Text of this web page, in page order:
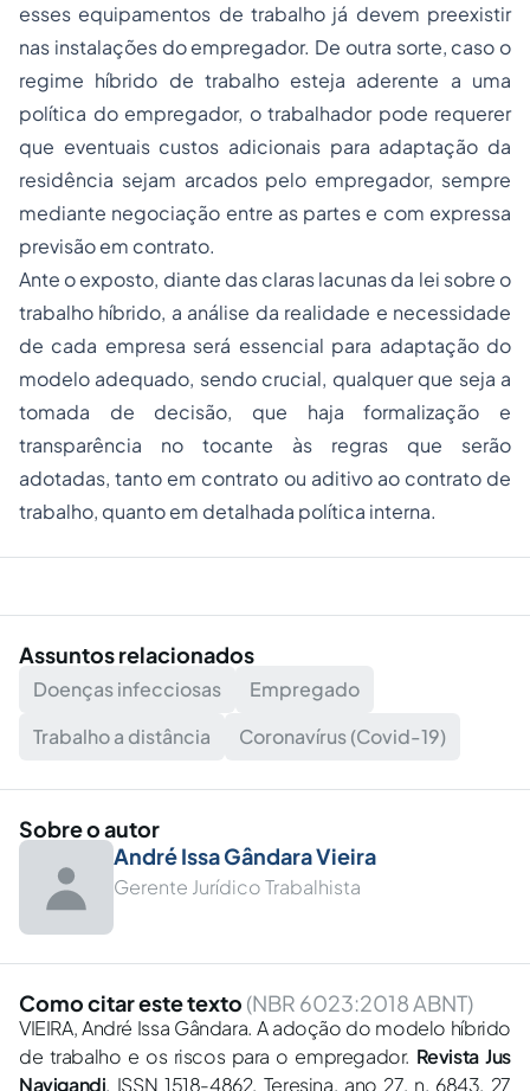
esses equipamentos de trabalho já devem preexistir
nas instalações do empregador. De outra sorte, caso o
regime híbrido de trabalho esteja aderente a uma
política do empregador, o trabalhador pode requerer
que eventuais custos adicionais para adaptação da
residência sejam arcados pelo empregador, sempre
mediante negociação entre as partes e com expressa
previsão em contrato.
Ante o exposto, diante das claras lacunas da lei sobre o
trabalho híbrido, a análise da realidade e necessidade
de cada empresa será essencial para adaptação do
modelo adequado, sendo crucial, qualquer que seja a
tomada de decisão, que haja formalização e
transparência no tocante às regras que serão
adotadas, tanto em contrato ou aditivo ao contrato de
trabalho, quanto em detalhada política interna.
Assuntos relacionados
Doenças infecciosas
Empregado
Trabalho a distância
Coronavírus (Covid-19)
Sobre o autor
André Issa Gândara Vieira
Gerente Jurídico Trabalhista
Como citar este texto (NBR 6023:2018 ABNT)
VIEIRA, André Issa Gândara. A adoção do modelo híbrido
de trabalho e os riscos para o empregador. Revista Jus
Navigandi, ISSN 1518-4862, Teresina, ano 27, n. 6843, 27